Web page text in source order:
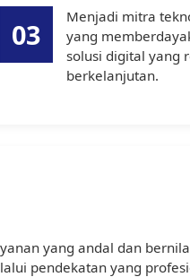
03
Menjadi mitra
yang
solusi digital yang
berkelanjutan.
yang andal dan
pendekatan yang